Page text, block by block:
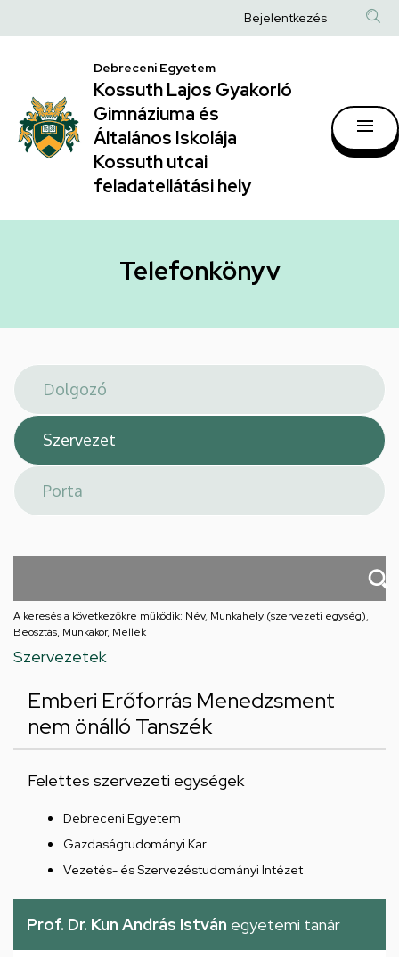
|
Kossuth
Lajos
Gyakorló
Gimnáziuma
Általános
hely
a
Anonim
fiók
Bejelentkezés
Debreceni Egyetem
Kossuth Lajos Gyakorló
Gimnáziuma és
Általános Iskolája
Kossuth utcai
feladatellátási hely
Telefonkönyv
A keresés a következőkre működik: Név, Munkahely (szervezeti egység),
Beosztás, Munkakör, Mellék
Szervezetek
Emberi Erőforrás Menedzsment
nem önálló Tanszék
Felettes szervezeti egységek
Debreceni Egyetem
Gazdaságtudományi Kar
Vezetés- és Szervezéstudományi Intézet
Prof. Dr. Kun András István egyetemi tanár